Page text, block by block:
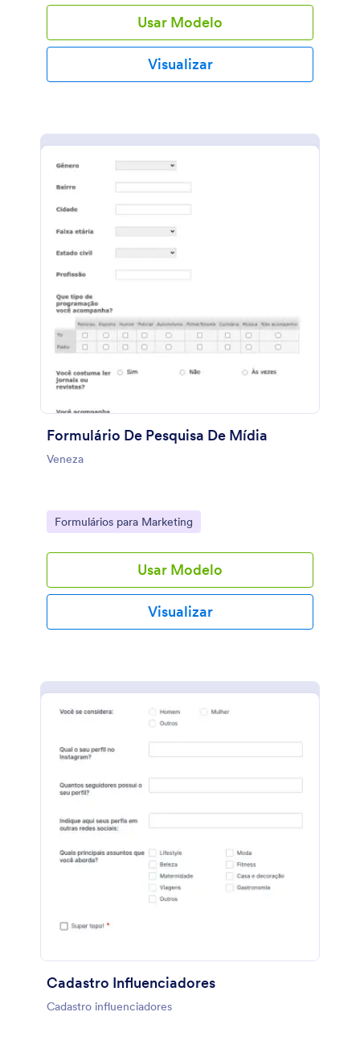
plano bem estruturado para a próxima campanha do
seu cliente. Use este Modelo de Formulário de
Briefing de Marketing para capturar os dados do seu
cliente, visão geral do projeto, materiais utilizando
na campanha, discutir sobre os objetivos do projeto,
Usar Modelo
Visualizar
Formulário De Pesquisa De Mídia
Veneza
Go to Category:
Formulários para Marketing
Usar Modelo
Visualizar
Cadastro Influenciadores
Cadastro influenciadores